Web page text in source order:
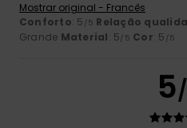
Mostrar original - Francês
Conforto: 5 /5 Relação
Grande Material: 5/5 Cor: 5 /5
5